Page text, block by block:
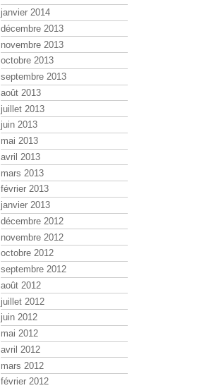
janvier 2014
décembre 2013
novembre 2013
octobre 2013
septembre 2013
août 2013
juillet 2013
juin 2013
mai 2013
avril 2013
mars 2013
février 2013
janvier 2013
décembre 2012
novembre 2012
octobre 2012
septembre 2012
août 2012
juillet 2012
juin 2012
mai 2012
avril 2012
mars 2012
février 2012